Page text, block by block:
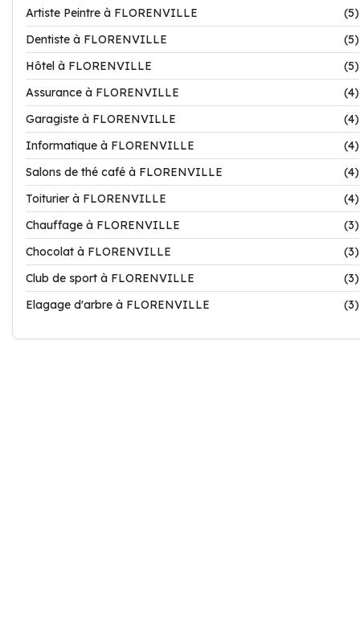
Artiste Peintre à FLORENVILLE
(5)
Dentiste à FLORENVILLE
(5)
Hôtel à FLORENVILLE
(5)
Assurance à FLORENVILLE
(4)
Garagiste à FLORENVILLE
(4)
Informatique à FLORENVILLE
(4)
Salons de thé café à FLORENVILLE
(4)
Toiturier à FLORENVILLE
(4)
Chauffage à FLORENVILLE
(3)
Chocolat à FLORENVILLE
(3)
Club de sport à FLORENVILLE
(3)
Elagage d'arbre à FLORENVILLE
(3)